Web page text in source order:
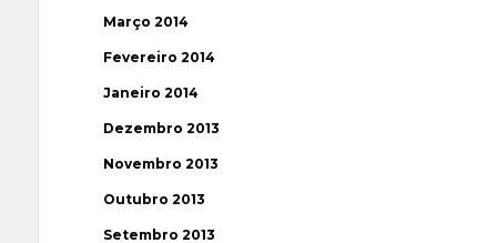
Março 2014
Fevereiro 2014
Janeiro 2014
Dezembro 2013
Novembro 2013
Outubro 2013
Setembro 2013